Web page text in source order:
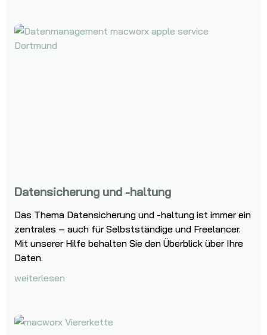
Datensicherung und -haltung
Das Thema Datensicherung und -haltung ist immer ein
zentrales – auch für Selbstständige und Freelancer.
Mit unserer Hilfe behalten Sie den Überblick über Ihre
Daten.
weiterlesen